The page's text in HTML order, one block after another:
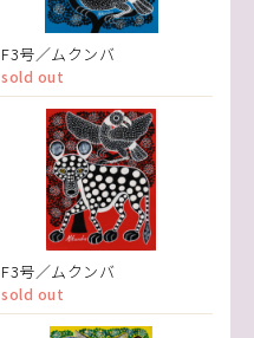
F3号／ムクンバ
sold out
F3号／ムクンバ
sold out